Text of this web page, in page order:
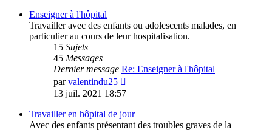
Enseigner à l'hôpital
Travailler avec des enfants ou adolescents malades, en
particulier au cours de leur hospitalisation.
15 Sujets
45 Messages
Dernier message Re: Enseigner à l'hôpital
parvalentindu25
le
message
13 juil. 2021 18:57
Travailler en hôpital de jour
Avec des enfants présentant des troubles graves de la